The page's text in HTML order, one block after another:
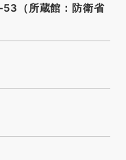
（所蔵館：防衛省